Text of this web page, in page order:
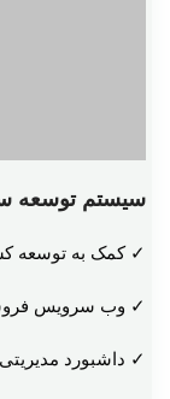
سیستم توسعه
✓ کمک به توسعه
✓ وب سرویس
✓ داشبورد